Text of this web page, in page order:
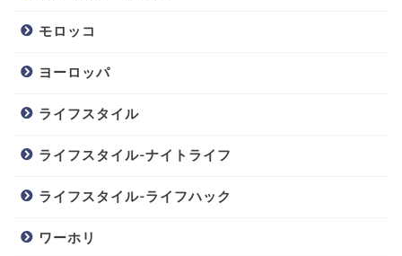
モロッコ
ヨーロッパ
ライフスタイル
ライフスタイル-ナイトライフ
ライフスタイル-ライフハック
ワーホリ